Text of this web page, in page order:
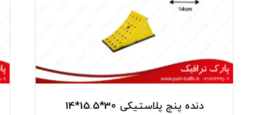
دنده پنج پلاستیکی 30*15.5*14